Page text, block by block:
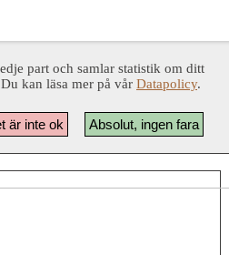
part och samlar statistik om ditt
kan läsa mer på vår Datapolicy.
Absolut, ingen fara
är inte ok